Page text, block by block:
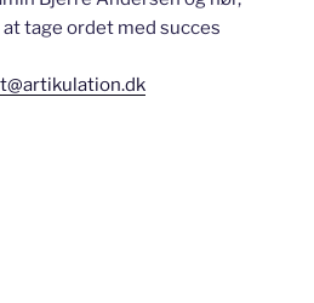
tage ordet med succes